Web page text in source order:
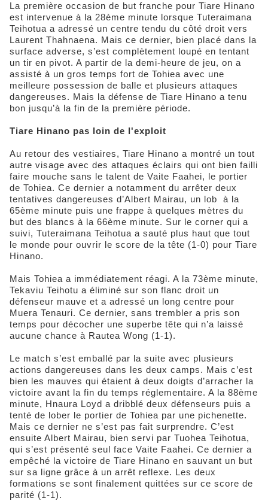
La première occasion de but franche pour Tiare Hinano
est intervenue à la 28ème minute lorsque Tuteraimana
Teihotua a adressé un centre tendu du côté droit vers
Laurent Thahnaena. Mais ce dernier, bien placé dans la
surface adverse, s’est complètement loupé en tentant
un tir en pivot. A partir de la demi-heure de jeu, on a
assisté à un gros temps fort de Tohiea avec une
meilleure possession de balle et plusieurs attaques
dangereuses. Mais la défense de Tiare Hinano a tenu
bon jusqu’à la fin de la première période.
Tiare Hinano pas loin de l'exploit
Au retour des vestiaires, Tiare Hinano a montré un tout
autre visage avec des attaques éclairs qui ont bien failli
faire mouche sans le talent de Vaite Faahei, le portier
de Tohiea. Ce dernier a notamment du arrêter deux
tentatives dangereuses d’Albert Mairau, un lob à la
65ème minute puis une frappe à quelques mètres du
but des blancs à la 66ème minute. Sur le corner qui a
suivi, Tuteraimana Teihotua a sauté plus haut que tout
le monde pour ouvrir le score de la tête (1-0) pour Tiare
Hinano.
Mais Tohiea a immédiatement réagi. A la 73ème minute,
Tekaviu Teihotu a éliminé sur son flanc droit un
défenseur mauve et a adressé un long centre pour
Muera Tenauri. Ce dernier, sans trembler a pris son
temps pour décocher une superbe tête qui n’a laissé
aucune chance à Rautea Wong (1-1).
Le match s’est emballé par la suite avec plusieurs
actions dangereuses dans les deux camps. Mais c’est
bien les mauves qui étaient à deux doigts d’arracher la
victoire avant la fin du temps réglementaire. A la 88ème
minute, Hnaura Loyd a dribblé deux défenseurs puis a
tenté de lober le portier de Tohiea par une pichenette.
Mais ce dernier ne s’est pas fait surprendre. C’est
ensuite Albert Mairau, bien servi par Tuohea Teihotua,
qui s’est présenté seul face Vaite Faahei. Ce dernier a
empêché la victoire de Tiare Hinano en sauvant un but
sur sa ligne grâce à un arrêt reflexe. Les deux
formations se sont finalement quittées sur ce score de
parité (1-1).